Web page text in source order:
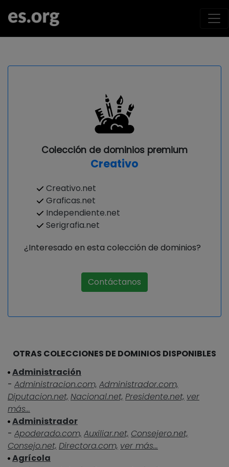
Colección de dominios premium
Creativo
Creativo.net
Graficas.net
Independiente.net
Serigrafia.net
¿Interesado en esta colección de dominios?
Contáctanos
OTRAS COLECCIONES DE DOMINIOS DISPONIBLES
Administración
- Administracion.com, Administrador.com,
Diputacion.net, Nacional.net, Presidente.net, ver
más...
Administrador
- Apoderado.com, Auxiliar.net, Consejero.net,
Consejo.net, Directora.com, ver más...
Agrícola